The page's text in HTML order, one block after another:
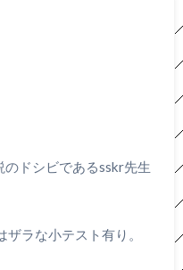
のドシビであるsskr先生
ラな小テスト有り。